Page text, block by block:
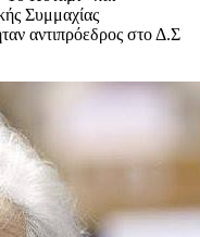
Συμμαχίας
αντιπρόεδρος στο Δ.Σ